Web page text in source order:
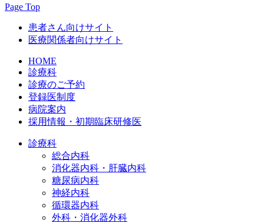
Page Top
患者さん向けサイト
医療関係者向けサイト
HOME
診療科
診療のご予約
登録医制度
病院案内
採用情報・初期臨床研修医
診療科
総合内科
消化器内科・肝臓内科
糖尿病内科
神経内科
循環器内科
外科・消化器外科